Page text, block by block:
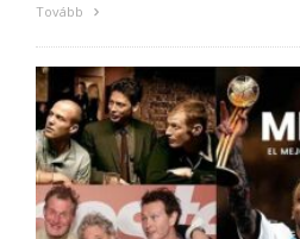
Tovább